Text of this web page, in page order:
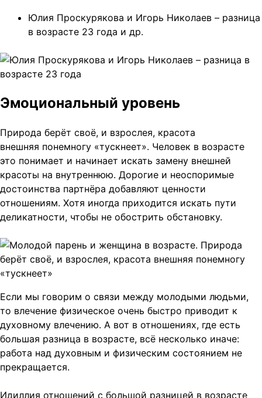
Юлия Проскурякова и Игорь Николаев – разница
в возрасте 23 года и др.
Эмоциональный уровень
Природа берёт своё, и взрослея, красота
внешняя понемногу «тускнеет». Человек в возрасте
это понимает и начинает искать замену внешней
красоты на внутреннюю. Дорогие и неоспоримые
достоинства партнёра добавляют ценности
отношениям. Хотя иногда приходится искать пути
деликатности, чтобы не обострить обстановку.
Если мы говорим о связи между молодыми людьми,
то влечение физическое очень быстро приводит к
духовному влечению. А вот в отношениях, где есть
большая разница в возрасте, всё несколько иначе:
работа над духовным и физическим состоянием не
прекращается.
Идиллия отношений с большой разницей в возрасте